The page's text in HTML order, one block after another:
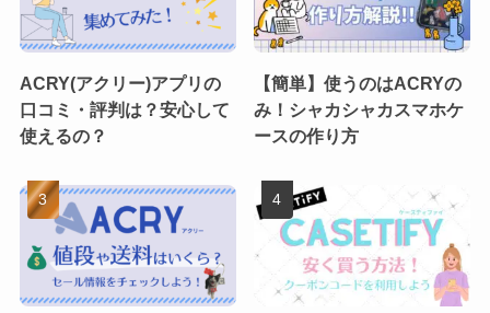
ACRY(アクリー)アプリの
口コミ・評判は？安心して
使えるの？
【簡単】使うのはACRYの
み！シャカシャカスマホケ
ースの作り方